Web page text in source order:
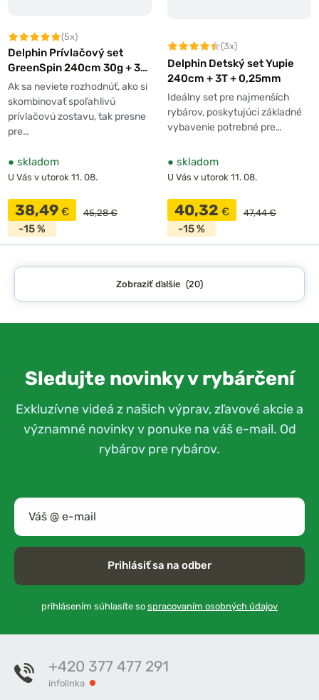
(5x)
Delphin Prívlačový set
GreenSpin 240cm 30g + 3T
+ 0,234mm
Ak sa neviete rozhodnúť, ako si
skombinovať spoľahlivú
prívlačovú zostavu, tak presne
pre…
● skladom
U Vás v utorok 11. 08.
38,49 € 45,28 €
-15 %
(3x)
Delphin Detský set Yupie
240cm + 3T + 0,25mm
Ideálny set pre najmenších
rybárov, poskytujúci základné
vybavenie potrebné pre…
● skladom
U Vás v utorok 11. 08.
40,32 € 47,44 €
-15 %
Zobraziť ďalšie (20)
Sledujte novinky v rybárčení
Exkluzívne videá z našich výprav, zľavové akcie a
významné novinky v ponuke na váš e-mail. Od
rybárov pre rybárov.
Prihlásiť sa na odber
prihlásením súhlasíte so spracovaním osobných údajov
+420 377 477 291
infolinka